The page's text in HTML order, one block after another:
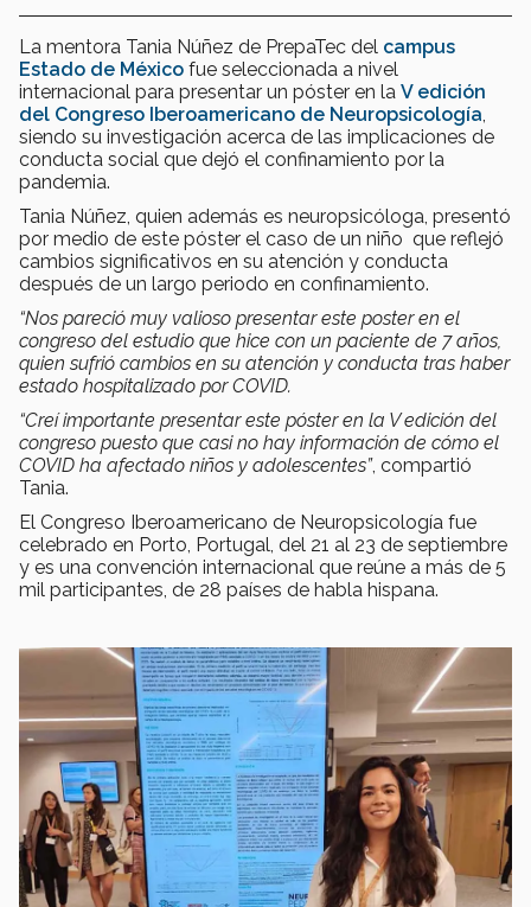
La mentora Tania Núñez de PrepaTec del campus
Estado de México fue seleccionada a nivel
internacional para presentar un póster en la V edición
del Congreso Iberoamericano de Neuropsicología
siendo su investigación acerca de las implicaciones de
conducta social que dejó el confinamiento por la
pandemia.
Tania Núñez, quien además es neuropsicóloga, presentó
por medio de este póster el caso de un niño que reflejó
cambios significativos en su atención y conducta
después de un largo periodo en confinamiento.
“Nos pareció muy valioso presentar este poster en el
congreso del estudio que hice con un paciente de 7 años,
quien sufrió cambios en su atención y conducta tras haber
estado hospitalizado por COVID.
“Creí importante presentar este póster en la V edición del
congreso puesto que casi no hay información de cómo el
COVID ha afectado niños y adolescentes”, compartió
Tania.
El Congreso Iberoamericano de Neuropsicología fue
celebrado en Porto, Portugal, del 21 al 23 de septiembre
y es una convención internacional que reúne a más de 5
mil participantes, de 28 países de habla hispana.